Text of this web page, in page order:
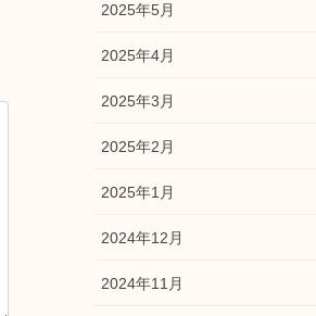
2025年5月
2025年4月
2025年3月
2025年2月
2025年1月
2024年12月
2024年11月